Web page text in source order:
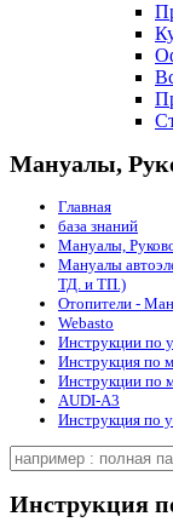
Мануалы,
Главная
база знаний
Мануалы,
Мануалы
ТД. и ТП.)
Отопители -
Webasto
Инструкции по
Инструкция по
Инструкции по
AUDI-A3
Инструкция по
Инструкция